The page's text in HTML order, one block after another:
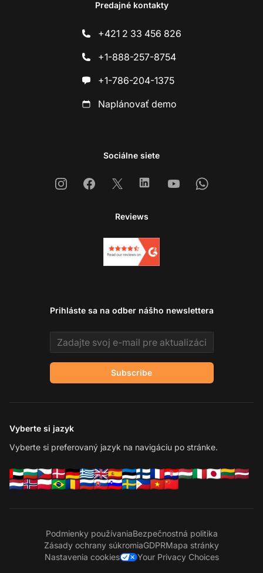
Predajné kontakty
+421 2 33 456 826
+1-888-257-8754
+1-786-204-1375
Naplánovať demo
Sociálne siete
InstagramFacebook
X LinkedinYoutubeWhatsapp
Reviews
Prihláste sa na odber nášho newslettera
Email address
Subscribe
Vyberte si jazyk
Vyberte si preferovaný jazyk na navigáciu po stránke.
Podmienky používaniaBezpečnostná politika
Zásady ochrany súkromiaGDPRMapa stránky
Nastavenia cookies
Your Privacy Choices